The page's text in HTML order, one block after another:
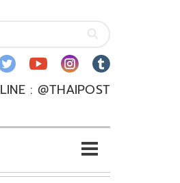
LINE : @THAIPOST